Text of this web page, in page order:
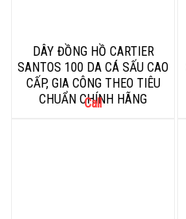
DÂY ĐỒNG HỒ CARTIER
SANTOS 100 DA CÁ SẤU CAO
CẤP, GIA CÔNG THEO TIÊU
CHUẨN CHÍNH HÃNG
Call